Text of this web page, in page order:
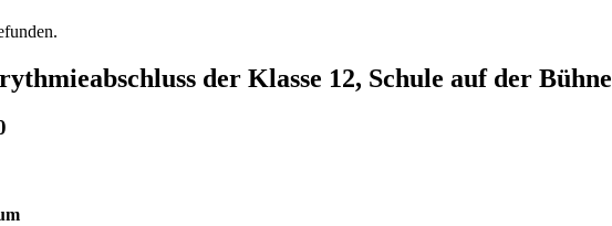
der Klasse 12, Schule auf der Bühne